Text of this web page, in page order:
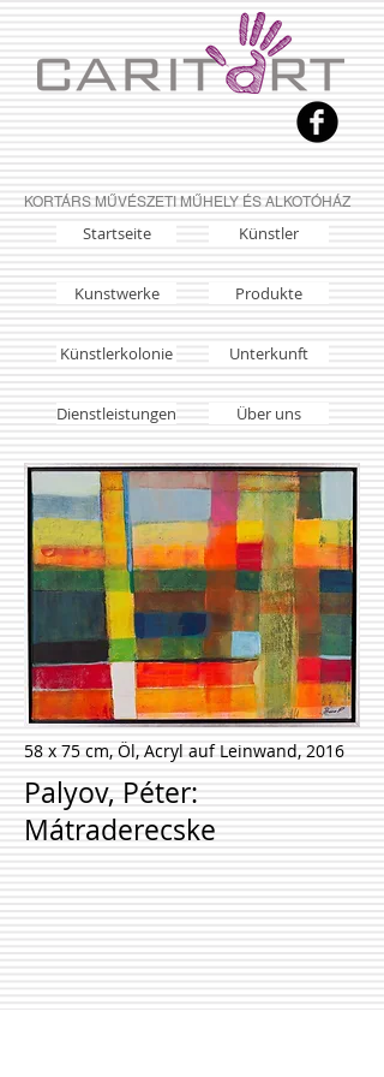
58 x 75 cm, Öl, Acryl auf Leinwand, 2016
Palyov, Péter:
Mátraderecske
KORTÁRS MŰVÉSZETI MŰHELY ÉS ALKOTÓHÁZ
Startseite Künstler
Kunstwerke Produkte
Künstlerkolonie Unterkunft
Dienstleistungen Über uns